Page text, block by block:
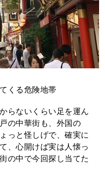
くる危険地帯
らないくらい足を運ん
の中華街も、外国の
っと怪しげで、確実に
、心開けば実は人懐っ
の中で今回探し当てた